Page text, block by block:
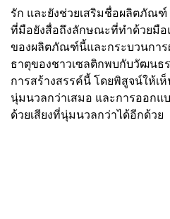
รัก และยังช่วยเสริมชื่อผลิตภัณฑ์
ที่มือยังสื่อถึงลักษณะที่ทำด้วยมือ
ของผลิตภัณฑ์นี้และกระบวนการ
ธาตุของชาวเซลติกพบกับวัฒนธร
การสร้างสรรค์นี้ โดยพิสูจน์ให้เ
นุ่มนวลกว่าเสมอ และการออกแ
ด้วยเสียงที่นุ่มนวลกว่าได้อีกด้วย